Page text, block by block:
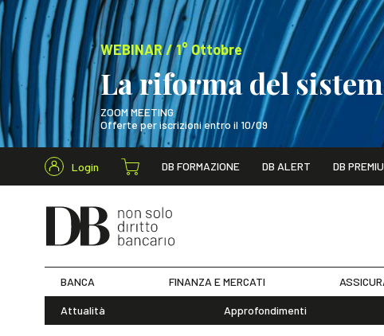
WEBINAR / 1° Ottobre
La riforma del
ZOOM MEETING
Offerte per iscrizioni entro il 10/09
WEBINAR / 1° Ottobre
Login DB FORMAZIONE DB ALERT DB
BANCA FINANZA E MERCATI
Attualità Approfondimenti